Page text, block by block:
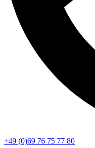
+49 (0)69 76 75 77 80